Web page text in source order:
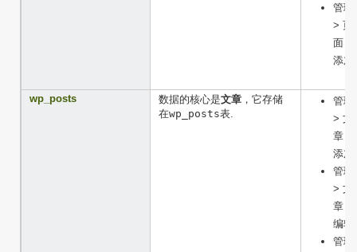
管理
> 页
面 >
添加
wp_posts 数据的核心是文章 ，它存储
在wp_posts表.
管理
> 文
章 >
添加
管理
> 文
章 >
编辑
管理